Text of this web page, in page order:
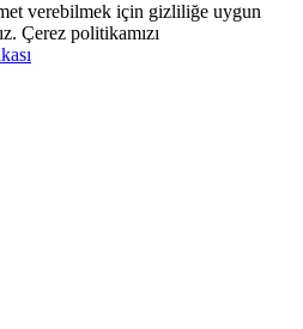
verebilmek için gizliliğe uygun
Çerez politikamızı